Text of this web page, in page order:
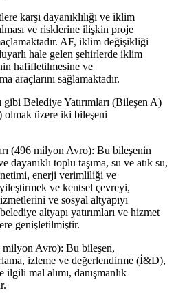
karşı dayanıklılığı ve iklim
ve risklerine ilişkin proje
AF, iklim değişikliği
hale gelen şehirlerde iklim
hafifletilmesine ve
araçlarını sağlamaktadır.
gibi Belediye Yatırımları (Bileşen A)
üzere iki bileşeni
(496 milyon Avro): Bu bileşenin
toplu taşıma, su ve atık su,
enerji verimliliği ve
ve kentsel çevreyi,
ve sosyal altyapıyı
altyapı yatırımları ve hizmet
genişletilmiştir.
Avro): Bu bileşen,
izleme ve değerlendirme (İ&D),
mal alımı, danışmanlık